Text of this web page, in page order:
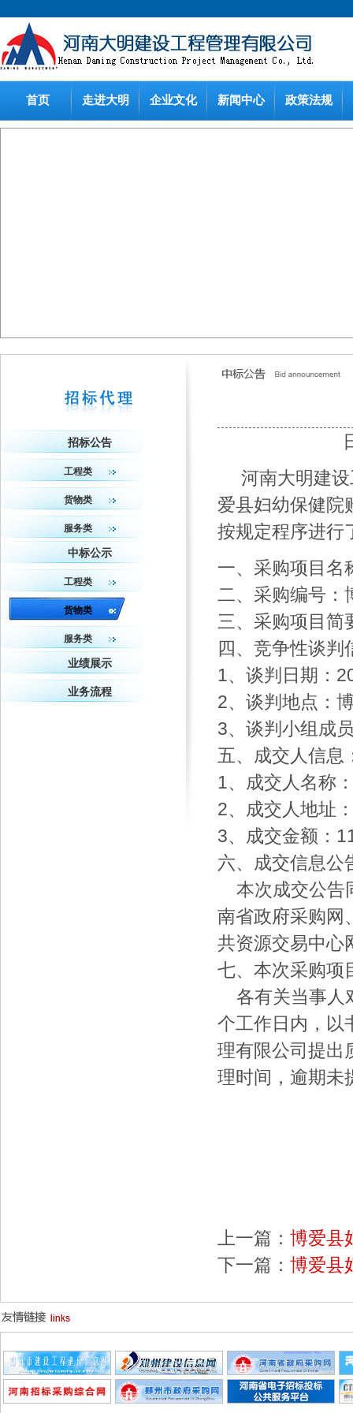
首页 走进大明 企业文化 新闻中心 政策法规
河南大明建设
爱县妇幼保健院
按规定程序进行
一、采购项目名
二、采购编号：
三、采购项目简
四、竞争性谈判
1、谈判日期：
2、谈判地点：
3、谈判小组成
五、成交人信息
1、成交人名称
2、成交人地址
3、成交金额：
六、成交信息公
本次成交公告
南省政府采购网
共资源交易中心
七、本次采购项
各有关当事人
个工作日内，以
理有限公司提出
理时间，逾期未
上一篇： 博爱县
下一篇： 博爱县
招标公告
工程类
货物类
服务类
中标公示
工程类
货物类
服务类
业绩展示
业务流程